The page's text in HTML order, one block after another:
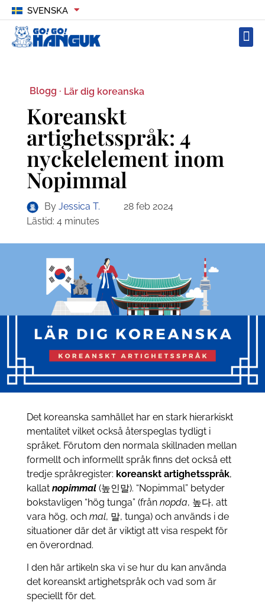
SVENSKA
Blogg · Lär dig koreanska
Koreanskt
artighetsspråk: 4
nyckelelement inom
Nopimmal
By Jessica T.
28 feb 2024
Lästid: 4 minutes
Det koreanska samhället har en stark hierarkiskt
mentalitet vilket också återspeglas tydligt i
språket. Förutom den normala skillnaden mellan
formellt och informellt språk finns det också ett
tredje språkregister: koreanskt artighetsspråk,
kallat nopimmal(높인말). “Nopimmal” betyder
bokstavligen “hög tunga” (från nopda, 높다, att
vara hög, och mal, 말, tunga) och används i de
situationer där det är viktigt att visa respekt för
en överordnad.
I den här artikeln ska vi se hur du kan använda
det koreanskt artighetspråk och vad som är
speciellt för det.